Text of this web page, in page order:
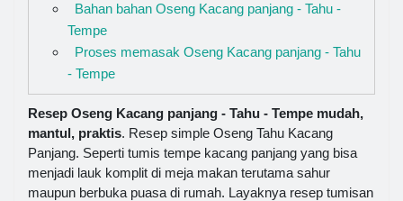
Bahan bahan Oseng Kacang panjang - Tahu -
Tempe
Proses memasak Oseng Kacang panjang - Tahu
- Tempe
Resep Oseng Kacang panjang - Tahu - Tempe mudah,
mantul, praktis. Resep simple Oseng Tahu Kacang
Panjang. Seperti tumis tempe kacang panjang yang bisa
menjadi lauk komplit di meja makan terutama sahur
maupun berbuka puasa di rumah. Layaknya resep tumisan